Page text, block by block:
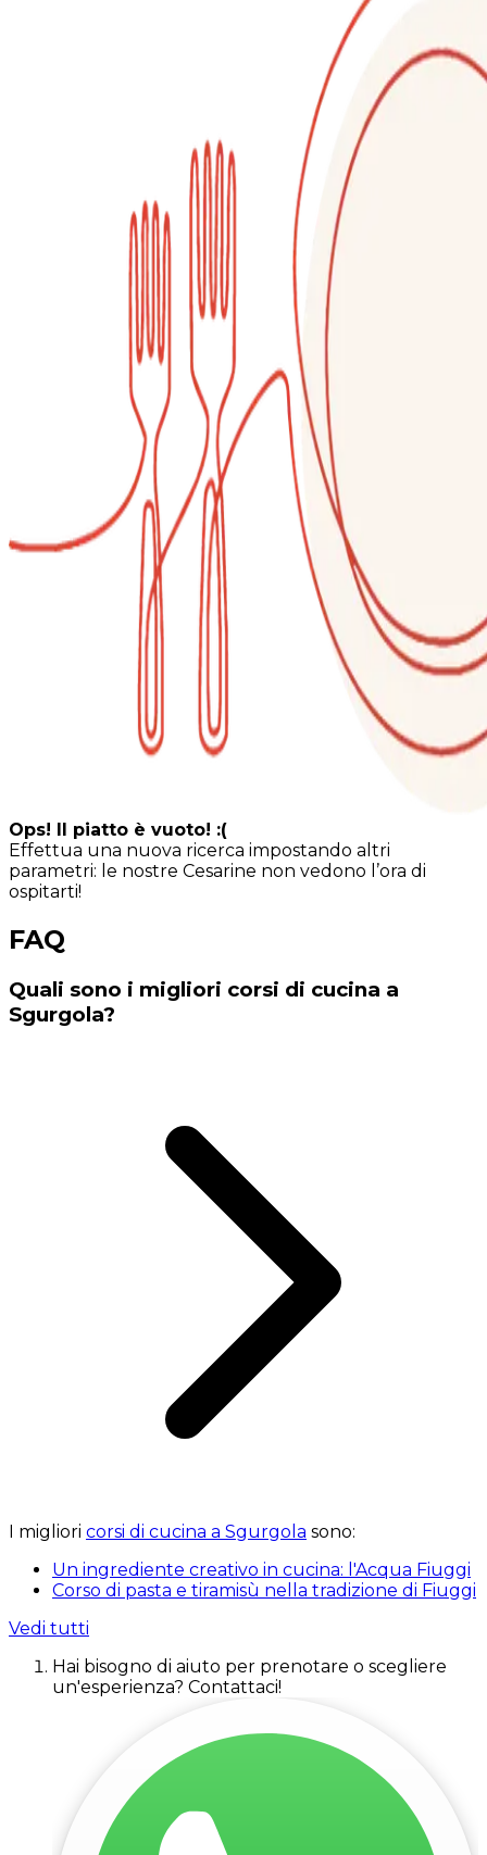
Ops! Il piatto è vuoto! :(
Effettua una nuova ricerca impostando altri
parametri: le nostre Cesarine non vedono l’ora di
ospitarti!
FAQ
Quali sono i migliori corsi di cucina a
Sgurgola?
I migliori corsi di cucina a Sgurgola sono:
Un ingrediente creativo in cucina: l'Acqua Fiuggi
Corso di pasta e tiramisù nella tradizione di Fiuggi
Vedi tutti
Hai bisogno di aiuto per prenotare o scegliere
un'esperienza? Contattaci!